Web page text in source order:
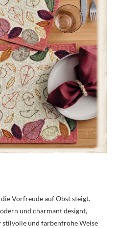
Vorfreude auf Obst steigt.
und charmant designt,
und farbenfrohe Weise